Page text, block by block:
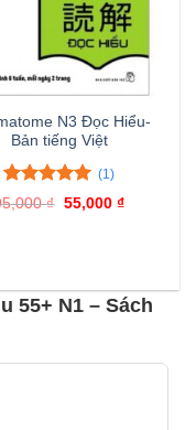
N3 Đọc Hiểu-
Bản tiếng Việt
5.00trên 5
1
đánh giá
(1)
₫ Giá
55,000 ₫Giá
55+ N1 – Sách